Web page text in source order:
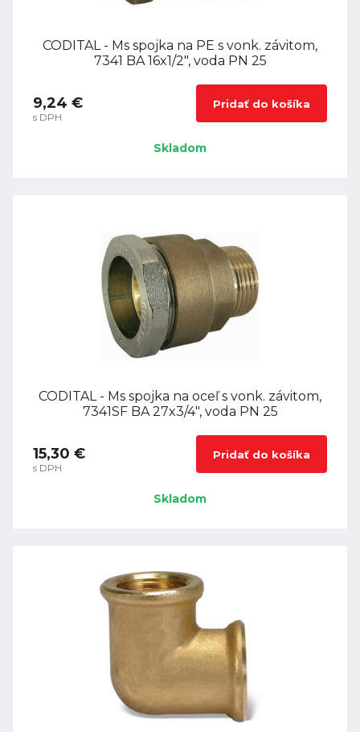
CODITAL - Ms spojka na PE s vonk. závitom,
7341 BA 16x1/2", voda PN 25
9,24 €
s DPH
Pridať do košíka
Skladom
CODITAL - Ms spojka na oceľ s vonk. závitom,
7341SF BA 27x3/4", voda PN 25
15,30 €
s DPH
Pridať do košíka
Skladom